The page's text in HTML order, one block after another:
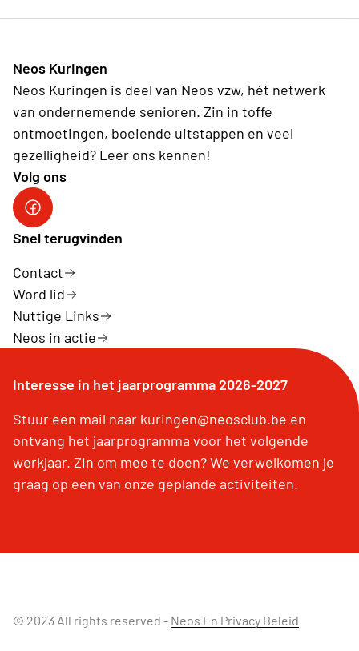
Neos Kuringen
Neos Kuringen is deel van Neos vzw, hét netwerk
van ondernemende senioren. Zin in toffe
ontmoetingen, boeiende uitstappen en veel
gezelligheid? Leer ons kennen!
Volg ons
Facebook
Snel terugvinden
Contact
Word lid
Nuttige Links
Neos in actie
Interesse in het jaarprogramma 2026-2027
Stuur een mail naar kuringen@neosclub.be en
ontvang het jaarprogramma voor het volgende
werkjaar. Zin om mee te doen? We verwelkomen je
graag op een van onze geplande activiteiten.
© 2023 All rights reserved - Neos En Privacy Beleid